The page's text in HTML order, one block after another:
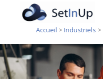
Accueil > Industriels >